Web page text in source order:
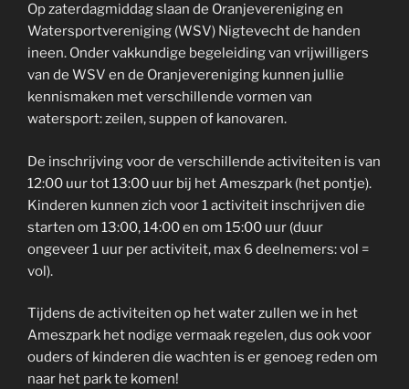
Op zaterdagmiddag slaan de Oranjevereniging en
Watersportvereniging (WSV) Nigtevecht de handen
ineen. Onder vakkundige begeleiding van vrijwilligers
van de WSV en de Oranjevereniging kunnen jullie
kennismaken met verschillende vormen van
watersport: zeilen, suppen of kanovaren.
De inschrijving voor de verschillende activiteiten is van
12:00 uur tot 13:00 uur bij het Ameszpark (het pontje).
Kinderen kunnen zich voor 1 activiteit inschrijven die
starten om 13:00, 14:00 en om 15:00 uur (duur
ongeveer 1 uur per activiteit, max 6 deelnemers: vol =
vol).
Tijdens de activiteiten op het water zullen we in het
Ameszpark het nodige vermaak regelen, dus ook voor
ouders of kinderen die wachten is er genoeg reden om
naar het park te komen!